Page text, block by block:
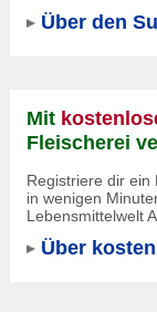
Über den
Mit
Fleischerei
Registriere dir ein
in wenigen
Lebensmittelwelt
Über